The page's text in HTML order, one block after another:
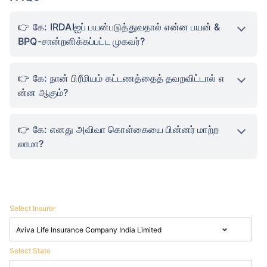
கே: IRDAIஐப் பயன்படுத்துவதால் என்ன பயன் &
BPQ-சான்றளிக்கப்பட்ட முகவர்?
கே: நான் பிரீமியம் கட்டணத்தைத் தவறவிட்டால் எ
ன்ன ஆகும்?
கே: எனது அவிவா கொள்கையை பின்னர் மாற்ற
லாமா?
Select Insurer
Select State